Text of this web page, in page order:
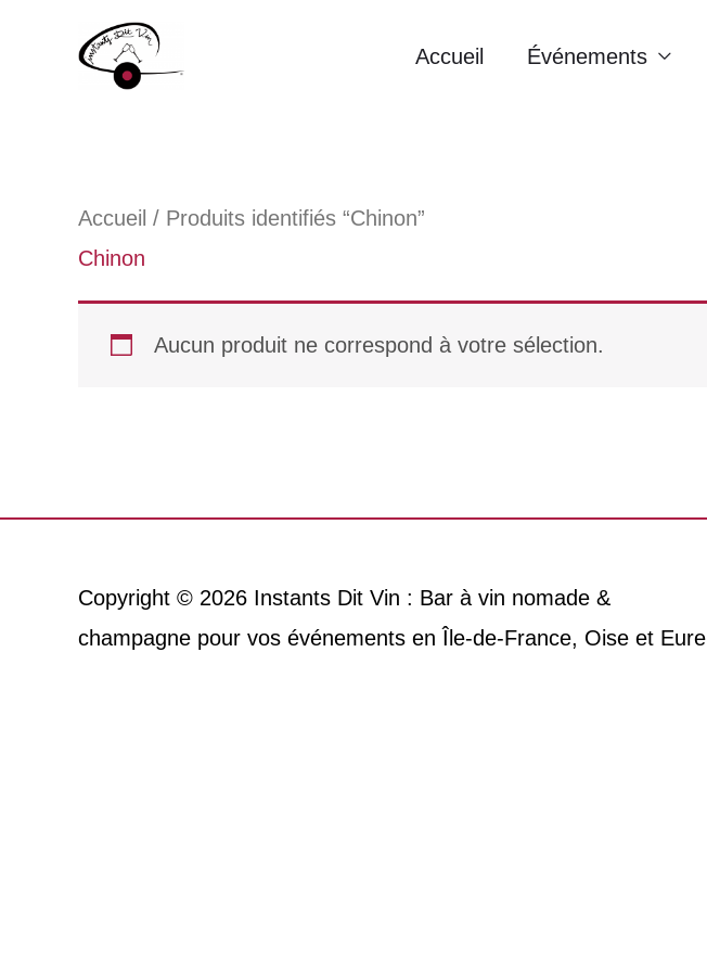
Accueil Événements
Accueil / Produits identifiés “Chinon”
Chinon
Aucun produit ne correspond à votre sélection.
Copyright © 2026 Instants Dit Vin : Bar à vin nomade &
champagne pour vos événements en Île-de-France, Oise et Eure